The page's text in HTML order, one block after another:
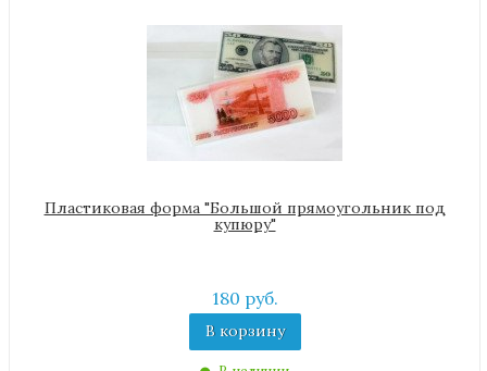
Пластиковая форма "Большой прямоугольник под
купюру"
180 руб.
В корзину